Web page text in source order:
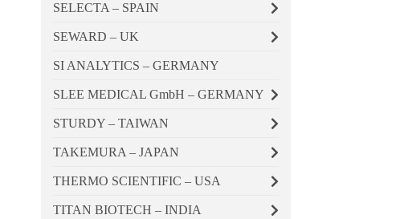
SELECTA – SPAIN
SEWARD – UK
SI ANALYTICS – GERMANY
SLEE MEDICAL GmbH – GERMANY
STURDY – TAIWAN
TAKEMURA – JAPAN
THERMO SCIENTIFIC – USA
TITAN BIOTECH – INDIA